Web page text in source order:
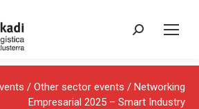
Search:
/ Other sector events / Networking
Empresarial 2025 – Smart Industry